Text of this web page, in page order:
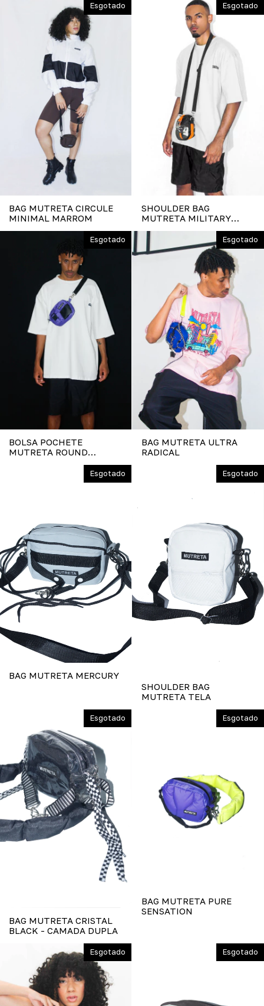
Esgotado
BAG MUTRETA CIRCULE
MINIMAL MARROM
Esgotado
SHOULDER BAG
MUTRETA MILITARY
Esgotado
BOLSA POCHETE
MUTRETA ROUND
Esgotado
BAG MUTRETA ULTRA
RADICAL
Esgotado
BAG MUTRETA MERCURY
Esgotado
SHOULDER BAG
MUTRETA TELA
Esgotado
BAG MUTRETA CRISTAL
BLACK - CAMADA DUPLA
Esgotado
BAG MUTRETA PURE
SENSATION
Esgotado Esgotado